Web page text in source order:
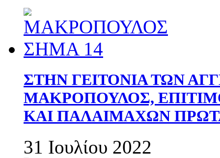
ΣΤΗΝ ΓΕΙΤΟΝΙΑ ΤΩΝ
ΜΑΚΡΟΠΟΥΛΟΣ,
ΚΑΙ ΠΑΛΑΙΜΑΧΩΝ
31 Ιουλίου 2022